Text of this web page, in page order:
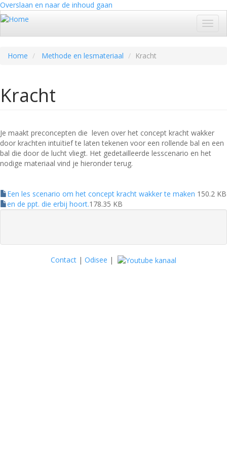
Overslaan en naar de inhoud gaan
Home Methode en lesmateriaal Kracht
Kracht
Je maakt preconcepten die leven over het concept kracht wakker
door krachten intuïtief te laten tekenen voor een rollende bal en een
bal die door de lucht vliegt. Het gedetailleerde lesscenario en het
nodige materiaal vind je hieronder terug.
Een les scenario om het concept kracht wakker te maken 150.2 KB
en de ppt. die erbij hoort.178.35 KB
Contact | Odisee |